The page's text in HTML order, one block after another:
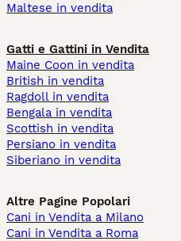
Maltese in vendita
Gatti e Gattini in Vendita
Maine Coon in vendita
British in vendita
Ragdoll in vendita
Bengala in vendita
Scottish in vendita
Persiano in vendita
Siberiano in vendita
Altre Pagine Popolari
Cani in Vendita a Milano
Cani in Vendita a Roma